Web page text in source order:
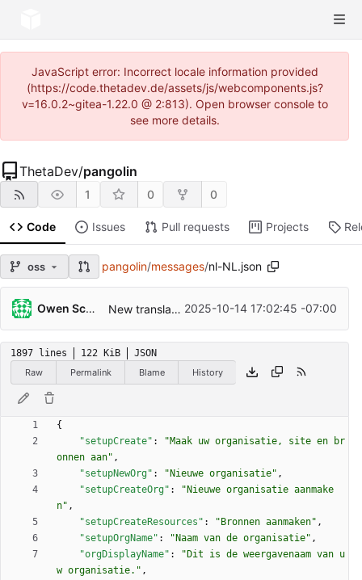
JavaScript error: Incorrect locale information provided
(https://code.thetadev.de/assets/js/webcomponents.js?
v=16.0.2~gitea-1.22.0 @ 2:813). Open browser console to
see more details.
ThetaDev/pangolin
1 0 0
Code Issues Pull requests Projects
oss pangolin/messages/nl-NL.json
Owen Schwartz New translations en-us.json (Dutch) 2025-10-14 17:02:45 -07:00
1897 lines 122 KiB
JSON
Raw
Permalink Blame History
{
"setupCreate" :
"Maak uw organisatie, site en br
onnen aan" ,
"setupNewOrg" : "Nieuwe organisatie" ,
"setupCreateOrg" :
"Nieuwe organisatie aanmake
n" ,
"setupCreateResources" : "Bronnen aanmaken" ,
"setupOrgName" : "Naam van de organisatie" ,
"orgDisplayName" :
"Dit is de weergavenaam van u
w organisatie." ,